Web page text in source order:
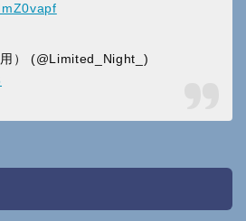
） (@Limited_Night_)